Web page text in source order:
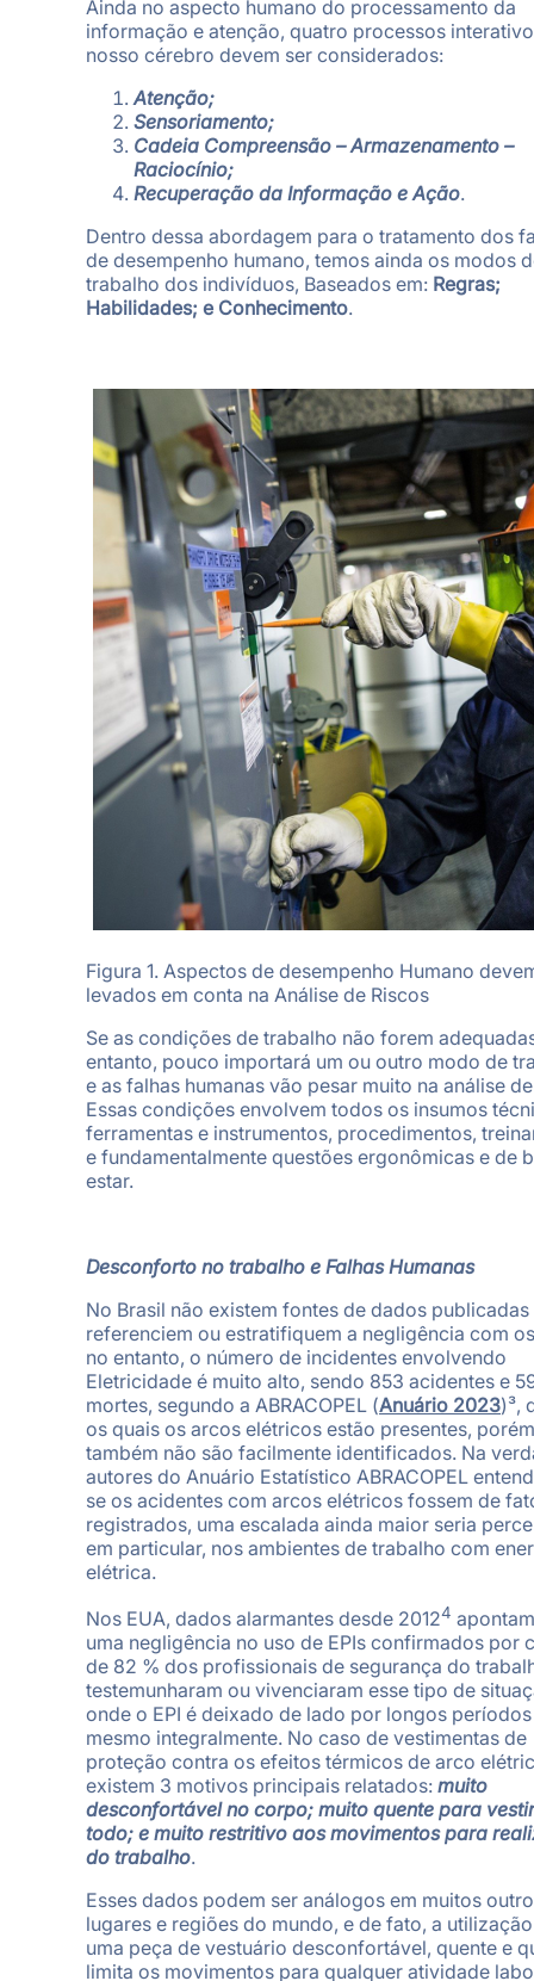
Ainda no aspecto humano do processamento da
informação e atenção, quatro processos
nosso cérebro devem ser considerados:
Atenção;
Sensoriamento;
Cadeia Compreensão – Armazenamento –
Raciocínio;
Recuperação da Informação e Ação.
Dentro dessa abordagem para o tratamento dos
de desempenho humano, temos ainda os modos
trabalho dos indivíduos, Baseados em: Regras;
Habilidades; e Conhecimento.
Figura 1. Aspectos de desempenho Humano
levados em conta na Análise de Riscos
Se as condições de trabalho não forem
entanto, pouco importará um ou outro modo de
e as falhas humanas vão pesar muito na análise
Essas condições envolvem todos os insumos
ferramentas e instrumentos, procedimentos,
e fundamentalmente questões ergonômicas e de
estar.
Desconforto no trabalho e Falhas Humanas
No Brasil não existem fontes de dados publicadas
referenciem ou estratifiquem a negligência com
no entanto, o número de incidentes envolvendo
Eletricidade é muito alto, sendo 853 acidentes e
mortes, segundo a ABRACOPEL (Anuário 2023)³,
os quais os arcos elétricos estão presentes, porém
também não são facilmente identificados. Na
autores do Anuário Estatístico ABRACOPEL
se os acidentes com arcos elétricos fossem de
registrados, uma escalada ainda maior seria
em particular, nos ambientes de trabalho com
elétrica.
Nos EUA, dados alarmantes desde 20124
uma negligência no uso de EPIs confirmados por
de 82 % dos profissionais de segurança do
testemunharam ou vivenciaram esse tipo de
onde o EPI é deixado de lado por longos
mesmo integralmente. No caso de vestimentas de
proteção contra os efeitos térmicos de arco
existem 3 motivos principais relatados: muito
desconfortável no corpo; muito quente para
todo; e muito restritivo aos movimentos para
do trabalho.
Esses dados podem ser análogos em muitos
lugares e regiões do mundo, e de fato, a
uma peça de vestuário desconfortável, quente e
limita os movimentos para qualquer atividade